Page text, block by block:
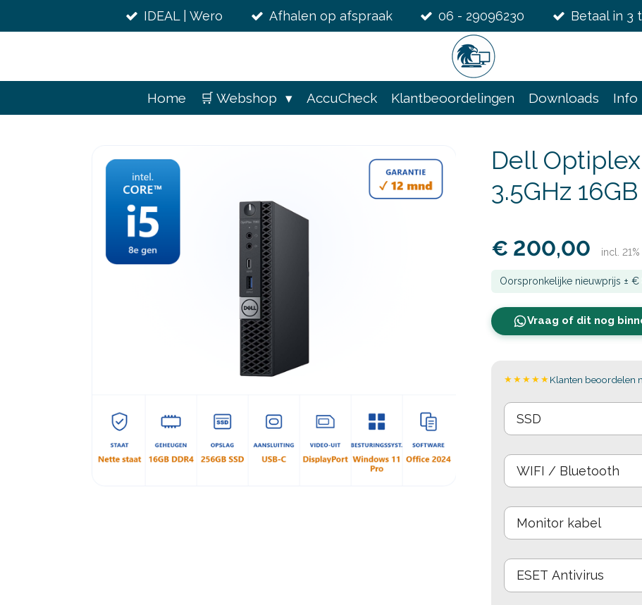
direct
IDEAL | Wero Afhalen op afspraak 06 - 29096230 Betaal in 3
Home 🛒 Webshop AccuCheck Klantbeoordelingen Downloads Info
Dell
3.5GHz
€ 200,00 incl.
Oorspronkelijke nieuwprijs ± €
Vraag of dit nog
★★★★★ Klanten beoordelen